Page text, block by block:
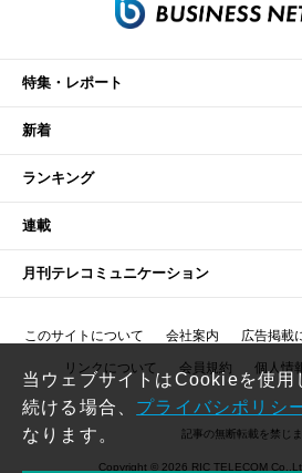
特集・レポート
新着
ランキング
連載
月刊テレコミュニケーション
このサイトについて 会社案内 広告掲載
リンクについて 会員規約 個人情
記事の無断転載を禁じ
Copyright © 2026 RIC TELECOM
当ウェブサイトはCookieを使用
続ける場合、 プライバシポリシ
なります。